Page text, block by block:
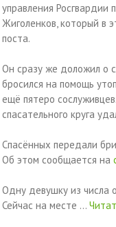
управления Росгвардии
Жиголенков, который в
поста.
Он сразу же доложил о
бросился на помощь
ещё пятеро
спасательного круга
Спасённых передали
Об этом сообщается на
Одну девушку из числа
Сейчас на месте ...